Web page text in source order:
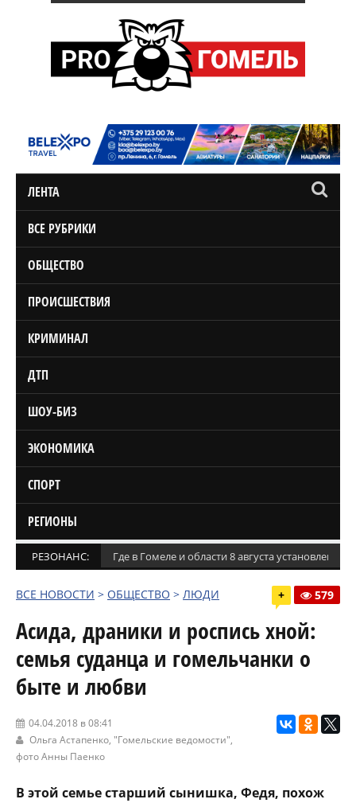
ЛЕНТА
ВСЕ РУБРИКИ
ОБЩЕСТВО
ПРОИСШЕСТВИЯ
КРИМИНАЛ
ДТП
ШОУ-БИЗ
ЭКОНОМИКА
СПОРТ
РЕГИОНЫ
РЕЗОНАНС: Где в Гомеле и области 8 августа установлены
ВСЕ НОВОСТИ > ОБЩЕСТВО > ЛЮДИ + 579
Асида, драники и роспись хной:
семья суданца и гомельчанки о
быте и любви
04.04.2018 в 08:41
Ольга Астапенко, "Гомельские ведомости",
фото Анны Паенко
В этой семье старший сынишка, Федя, похож